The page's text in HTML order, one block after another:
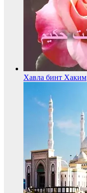
Хавла бинт Хаким